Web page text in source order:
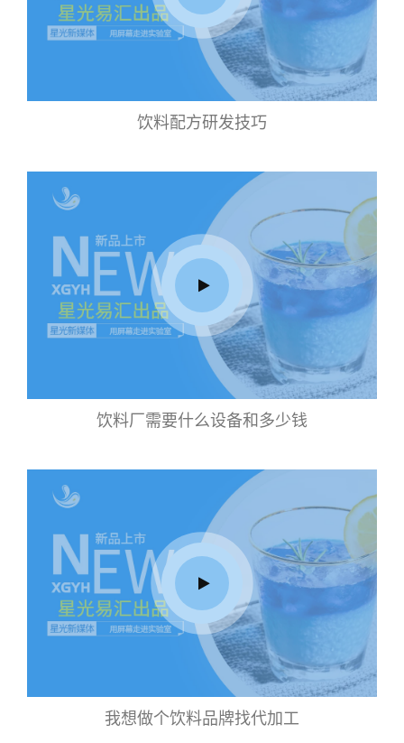
饮料配方研发技巧
饮料厂需要什么设备和多少钱
我想做个饮料品牌找代加工